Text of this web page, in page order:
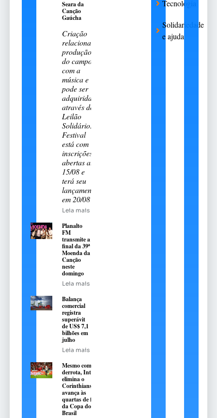
Seara da
Canção
Gaúcha
Criação
relaciona a
produção
do campo
com a
música e
pode ser
adquirida
através do
Leilão
Solidário.
Festival
está com
inscrições
abertas até
15/08 e
terá seu
lançamento
em 20/08
Leia mais
Planalto
FM
transmite a
final da 39ª
Moenda da
Canção
neste
domingo
Leia mais
Balança
comercial
registra
superávit
de US$ 7,1
bilhões em
julho
Leia mais
Mesmo com
derrota, Inter
elimina o
Corinthians e
avança às
quartas de final
da Copa do
Brasil
Tecnologia
Solidariedade
e ajuda